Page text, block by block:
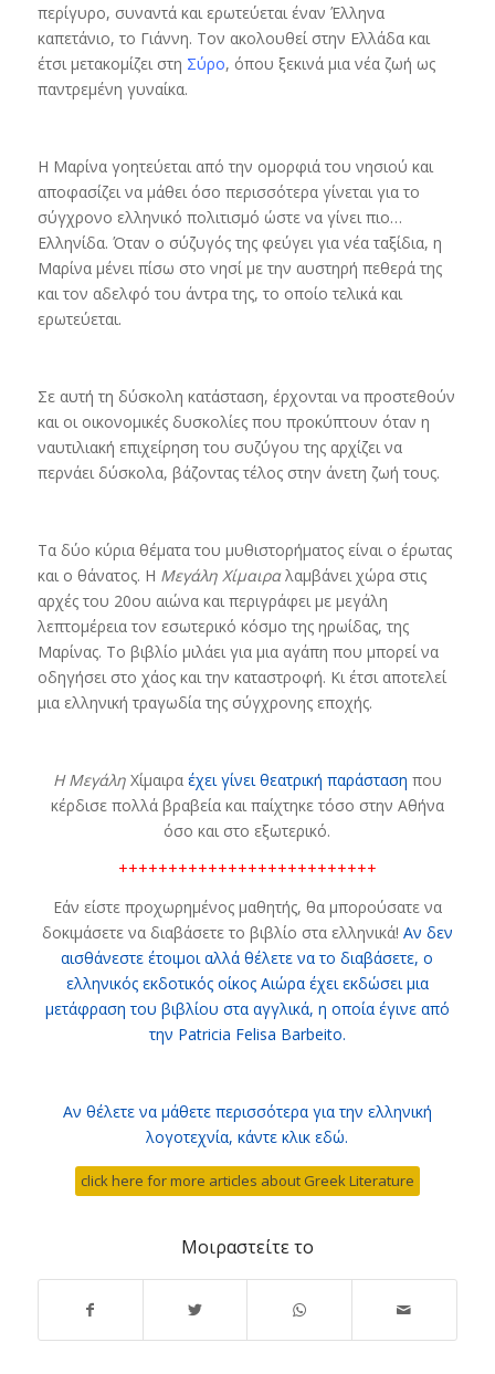
περίγυρο, συναντά και ερωτεύεται έναν Έλληνα
καπετάνιο, το Γιάννη. Τον ακολουθεί στην Ελλάδα και
έτσι μετακομίζει στη Σύρο, όπου ξεκινά μια νέα ζωή ως
παντρεμένη γυναίκα.
Η Μαρίνα γοητεύεται από την ομορφιά του νησιού και
αποφασίζει να μάθει όσο περισσότερα γίνεται για το
σύγχρονο ελληνικό πολιτισμό ώστε να γίνει πιο…
Ελληνίδα. Όταν ο σύζυγός της φεύγει για νέα ταξίδια, η
Μαρίνα μένει πίσω στο νησί με την αυστηρή πεθερά της
και τον αδελφό του άντρα της, το οποίο τελικά και
ερωτεύεται.
Σε αυτή τη δύσκολη κατάσταση, έρχονται να προστεθούν
και οι οικονομικές δυσκολίες που προκύπτουν όταν η
ναυτιλιακή επιχείρηση του συζύγου της αρχίζει να
περνάει δύσκολα, βάζοντας τέλος στην άνετη ζωή τους.
Τα δύο κύρια θέματα του μυθιστορήματος είναι ο έρωτας
και ο θάνατος. Η Μεγάλη Χίμαιραλαμβάνει χώρα στις
αρχές του 20ου αιώνα και περιγράφει με μεγάλη
λεπτομέρεια τον εσωτερικό κόσμο της ηρωίδας, της
Μαρίνας. Το βιβλίο μιλάει για μια αγάπη που μπορεί να
οδηγήσει στο χάος και την καταστροφή. Κι έτσι αποτελεί
μια ελληνική τραγωδία της σύγχρονης εποχής.
Η Μεγάλη Χίμαιρα έχει γίνει θεατρική παράσταση που
κέρδισε πολλά βραβεία και παίχτηκε τόσο στην Αθήνα
όσο και στο εξωτερικό.
++++++++++++++++++++++++++
Εάν είστε προχωρημένος μαθητής, θα μπορούσατε να
δοκιμάσετε να διαβάσετε το βιβλίο στα ελληνικά! Αν δεν
αισθάνεστε έτοιμοι αλλά θέλετε να το διαβάσετε, ο
ελληνικός εκδοτικός οίκος Αιώρα έχει εκδώσει μια
μετάφραση του βιβλίου στα αγγλικά, η οποία έγινε από
την Patricia Felisa Barbeito.
Αν θέλετε να μάθετε περισσότερα για την ελληνική
λογοτεχνία, κάντε κλικ εδώ.
click here for more articles about Greek Literature
Μοιραστείτε το